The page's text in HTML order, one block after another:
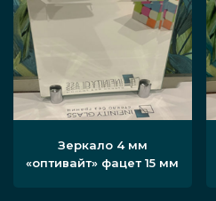
Зеркало 4 мм
«оптивайт» фацет 15 мм